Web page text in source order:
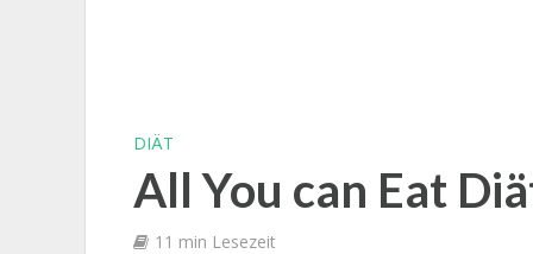
DIÄT
All You can Eat
11 min Lesezeit